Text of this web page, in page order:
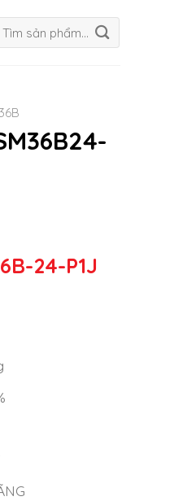
24-P1J